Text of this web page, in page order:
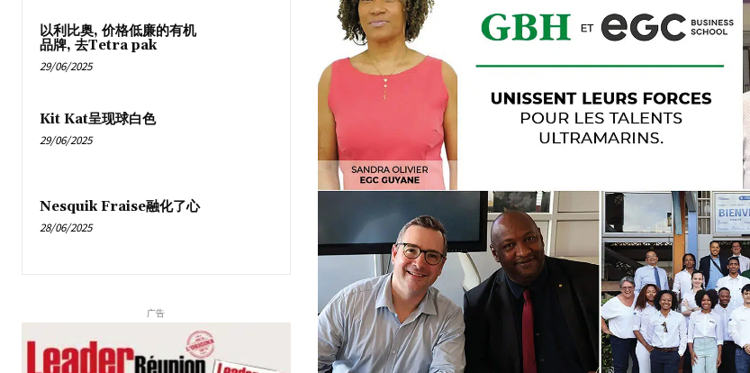
以利比奥, 价格低廉的有机
品牌, 去Tetra pak
29/06/2025
Kit Kat呈现球白色
29/06/2025
Nesquik Fraise融化了心
28/06/2025
广告